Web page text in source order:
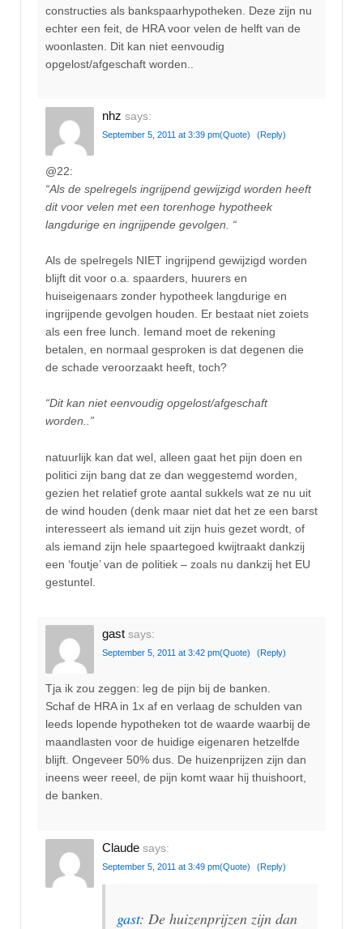
constructies als bankspaarhypotheken. Deze zijn nu
echter een feit, de HRA voor velen de helft van de
woonlasten. Dit kan niet eenvoudig
opgelost/afgeschaft worden..
nhz says:
September 5, 2011 at 3:39 pm(Quote) (Reply)
@22:
“Als de spelregels ingrijpend gewijzigd worden heeft
dit voor velen met een torenhoge hypotheek
langdurige en ingrijpende gevolgen. “
Als de spelregels NIET ingrijpend gewijzigd worden
blijft dit voor o.a. spaarders, huurers en
huiseigenaars zonder hypotheek langdurige en
ingrijpende gevolgen houden. Er bestaat niet zoiets
als een free lunch. Iemand moet de rekening
betalen, en normaal gesproken is dat degenen die
de schade veroorzaakt heeft, toch?
“Dit kan niet eenvoudig opgelost/afgeschaft
worden..”
natuurlijk kan dat wel, alleen gaat het pijn doen en
politici zijn bang dat ze dan weggestemd worden,
gezien het relatief grote aantal sukkels wat ze nu uit
de wind houden (denk maar niet dat het ze een barst
interesseert als iemand uit zijn huis gezet wordt, of
als iemand zijn hele spaartegoed kwijtraakt dankzij
een ‘foutje’ van de politiek – zoals nu dankzij het EU
gestuntel.
gast says:
September 5, 2011 at 3:42 pm(Quote) (Reply)
Tja ik zou zeggen: leg de pijn bij de banken.
Schaf de HRA in 1x af en verlaag de schulden van
leeds lopende hypotheken tot de waarde waarbij de
maandlasten voor de huidige eigenaren hetzelfde
blijft. Ongeveer 50% dus. De huizenprijzen zijn dan
ineens weer reeel, de pijn komt waar hij thuishoort,
de banken.
Claude says:
September 5, 2011 at 3:49 pm(Quote) (Reply)
gast: De huizenprijzen zijn dan